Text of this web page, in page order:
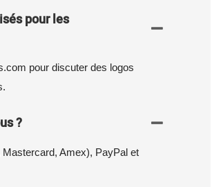
pour les
pour discuter des logos
?
Amex), PayPal et